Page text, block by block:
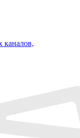
каналов,